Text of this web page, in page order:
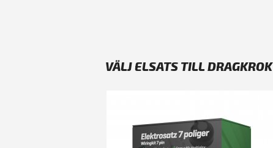
VÄLJ ELSATS TILL DRAGKROK